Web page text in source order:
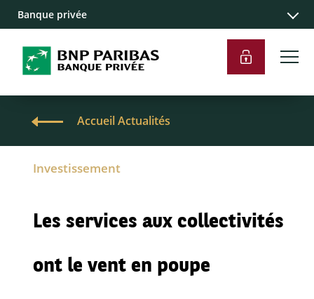
Banque privée
Accueil Actualités
Investissement
Les services aux collectivités
ont le vent en poupe